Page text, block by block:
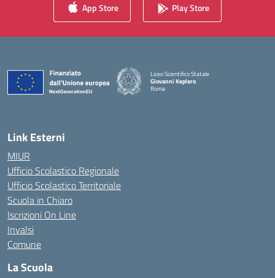
App Store Play Store
Liceo Scientifico Statale
Giovanni Keplero
Roma
Link Esterni
MIUR
Ufficio Scolastico Regionale
Ufficio Scolastico Territoriale
Scuola in Chiaro
Iscrizioni On Line
Invalsi
Comune
La Scuola